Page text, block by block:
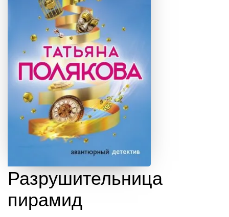
Разрушительница
пирамид